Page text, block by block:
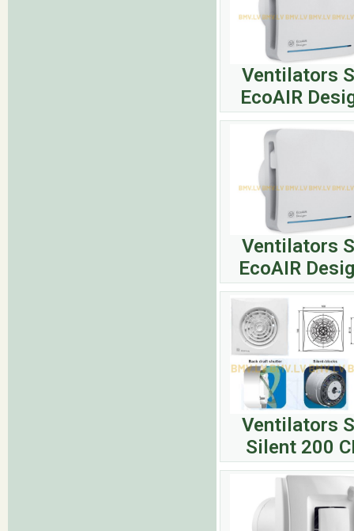
Ventilators
EcoAIR
Ventilators
EcoAIR
Ventilators
Silent 200